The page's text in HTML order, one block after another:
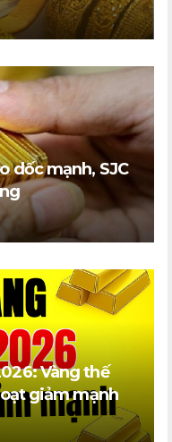
dốc mạnh, SJC
Vàng thế
giảm mạnh